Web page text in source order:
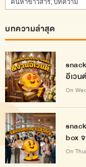
บทความล่าสุด
อีเวนต์
On
box
On